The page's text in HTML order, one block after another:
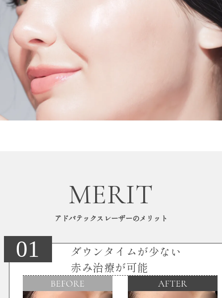
MERIT
アドバテックスレーザーのメリット
01
ダウンタイムが少ない
赤み治療が可能